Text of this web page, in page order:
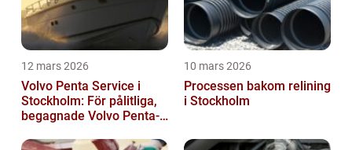
12 mars 2026
Volvo Penta Service i
Stockholm: För pålitliga,
begagnade Volvo Penta-
10 mars 2026
Processen bakom relining
i Stockholm